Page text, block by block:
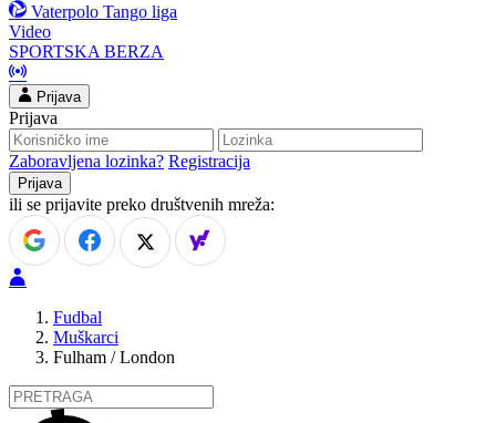
Vaterpolo Tango liga
Video
SPORTSKA BERZA
Prijava
Prijava
Zaboravljena lozinka? Registracija
ili se prijavite preko društvenih mreža:
Fudbal
Muškarci
Fulham / London